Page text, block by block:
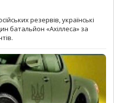
резервів, українські
батальйон «Ахіллеса» за